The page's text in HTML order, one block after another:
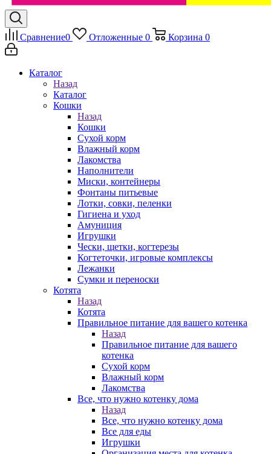
Сравнение0 Отложенные 0 Корзина 0
Каталог
Назад
Каталог
Кошки
Назад
Кошки
Сухой корм
Влажный корм
Лакомства
Наполнители
Миски, контейнеры
Фонтаны питьевые
Лотки, совки, пеленки
Гигиена и уход
Амуниция
Игрушки
Чески, щетки, когтерезы
Когтеточки, игровые комплексы
Лежанки
Сумки и переноски
Котята
Назад
Котята
Правильное питание для вашего котенка
Назад
Правильное питание для вашего
котенка
Сухой корм
Влажный корм
Лакомства
Все, что нужно котенку дома
Назад
Все, что нужно котенку дома
Все для еды
Игрушки